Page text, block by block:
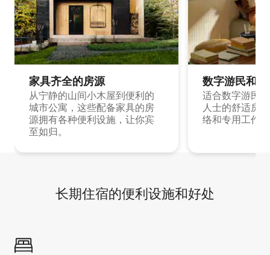
家具齐全的房源
从宁静的山间小木屋到便利的
城市公寓，这些配备家具的房
源拥有各种便利设施，让你宾
至如归。
数字游民和
适合数字游民
人士的舒适房
络和专用工作
长期住宿的便利设施和好处